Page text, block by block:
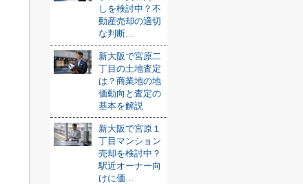
しを検討中？不
動産売却の適切
な判断...
新大阪で宮原二
丁目の土地査定
は？商業地の地
価動向と査定の
基本を解説
新大阪で宮原１
丁目マンション
売却を検討中？
駅近オーナー向
けに価...